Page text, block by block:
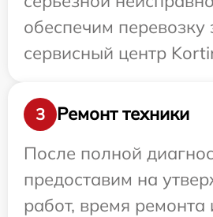
обеспечим перевозку
сервисный центр
3
Ремонт техники
После полной
предоставим на
работ, время ремонта